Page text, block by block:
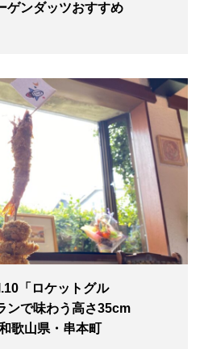
ゲンダッツおすすめ
「ロケットグル
ンで味わう高さ35cm
歌山県・串本町